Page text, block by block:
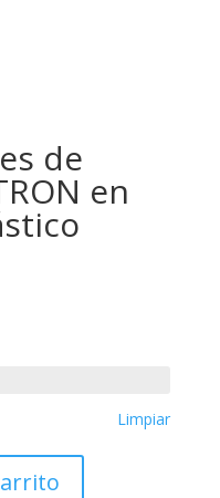
de
en
Limpiar